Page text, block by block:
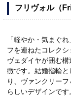
フリヴォル（
「軽やか・気まぐ
フを連ねたコレク
ヴェダイヤが囲む
徴です。結婚指輪
り、ヴァンクリー
らしいデザインです